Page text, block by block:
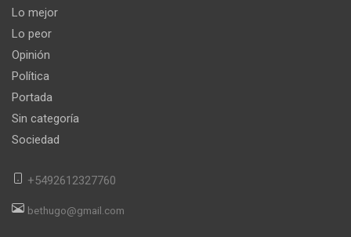
Lo mejor
Lo peor
Opinión
Política
Portada
Sin categoría
Sociedad
+5492612327760
bethugo@gmail.com